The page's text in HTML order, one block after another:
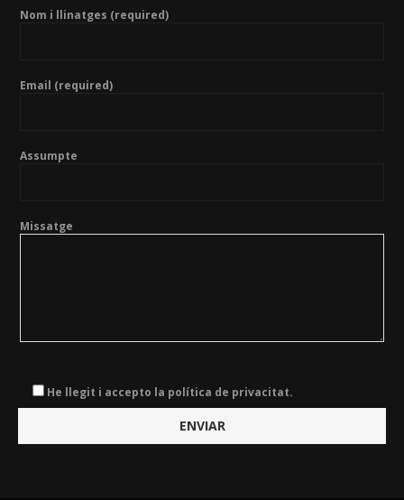
Nom i llinatges (required)
Email (required)
Assumpte
Missatge
He llegit i accepto la política de privacitat.